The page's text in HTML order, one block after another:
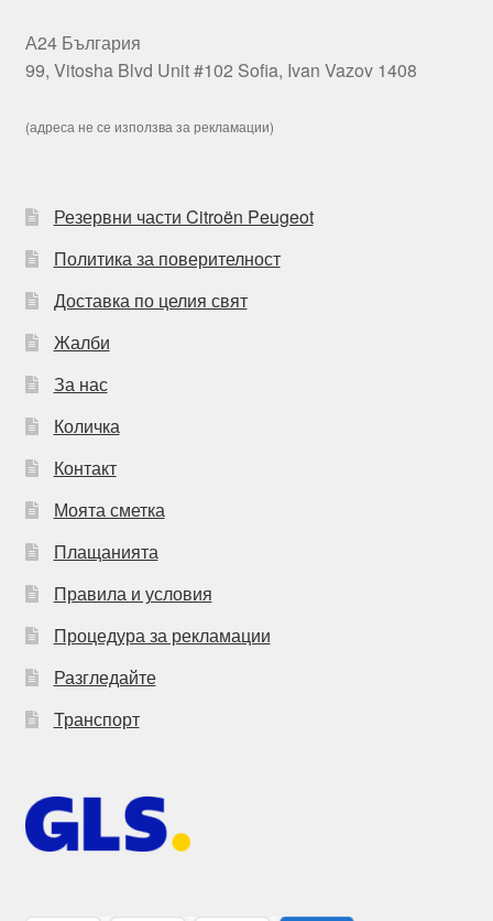
А24 България
99, Vitosha Blvd Unit #102 Sofia, Ivan Vazov 1408
(адреса не се използва за рекламации)
Резервни части Citroën Peugeot
Политика за поверителност
Доставка по целия свят
Жалби
За нас
Количка
Контакт
Моята сметка
Плащанията
Правила и условия
Процедура за рекламации
Разгледайте
Транспорт